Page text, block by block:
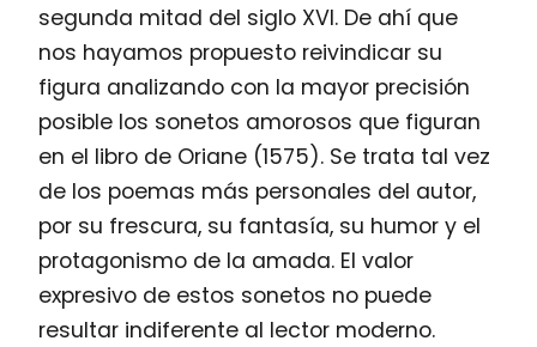
segunda mitad del siglo XVI. De ahí que
nos hayamos propuesto reivindicar su
figura analizando con la mayor precisión
posible los sonetos amorosos que figuran
en el libro de Oriane (1575). Se trata tal vez
de los poemas más personales del autor,
por su frescura, su fantasía, su humor y el
protagonismo de la amada. El valor
expresivo de estos sonetos no puede
resultar indiferente al lector moderno.